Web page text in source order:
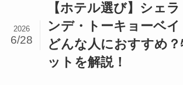
【ホテル選び】シェ
ンデ・トーキョーベ
どんな人におすすめ？
ットを解説！
2026
6/28